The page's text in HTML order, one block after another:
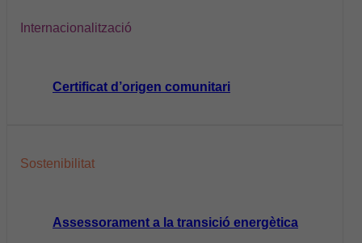
Internacionalització
Certificat d’origen comunitari
Sostenibilitat
Assessorament a la transició energètica